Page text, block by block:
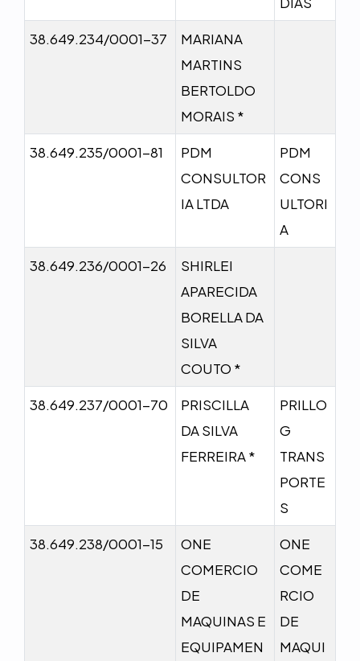
38.649.234/0001-37
MARIANA
MARTINS
BERTOLDO
MORAIS *
38.649.235/0001-81
PDM
CONSULTOR
IA LTDA
PDM
CONS
ULTORI
A
38.649.236/0001-26
SHIRLEI
APARECIDA
BORELLA DA
SILVA
COUTO *
38.649.237/0001-70
PRISCILLA
DA SILVA
FERREIRA *
PRILLO
G
TRANS
PORTE
S
38.649.238/0001-15
ONE
COMERCIO
DE
MAQUINAS E
EQUIPAMEN
ONE
COME
RCIO
DE
MAQUI